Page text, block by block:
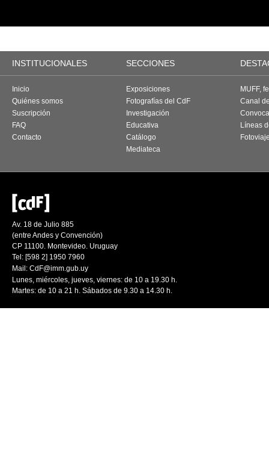
INSTITUCIONALES SECCIONES
Inicio
Quiénes somos
Suscripción
FAQ
Contacto
Exposiciones
Fotografías del CdF
Investigación
Educativa
Catálogo
Mediateca
MUFF,
Canal
Líneas
Av. 18 de Julio 885
(entre Andes y Convención)
CP 11100. Montevideo. Uruguay
Tel: [598 2] 1950 7960
Mail: CdF@imm.gub.uy
Lunes, miércoles, jueves, viernes: de 10 a 19.30 h.
Martes: de 10 a 21 h. Sábados de 9.30 a 14.30 h.